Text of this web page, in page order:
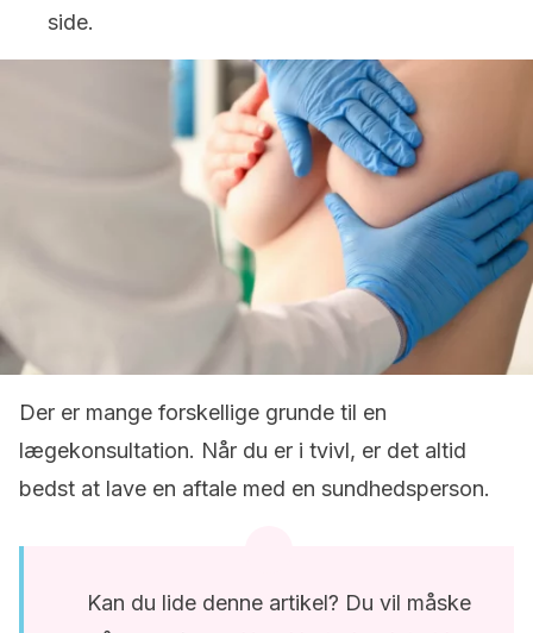
side.
Der er mange forskellige grunde til en
lægekonsultation. Når du er i tvivl, er det altid
bedst at lave en aftale med en sundhedsperson.
Kan du lide denne artikel? Du vil måske